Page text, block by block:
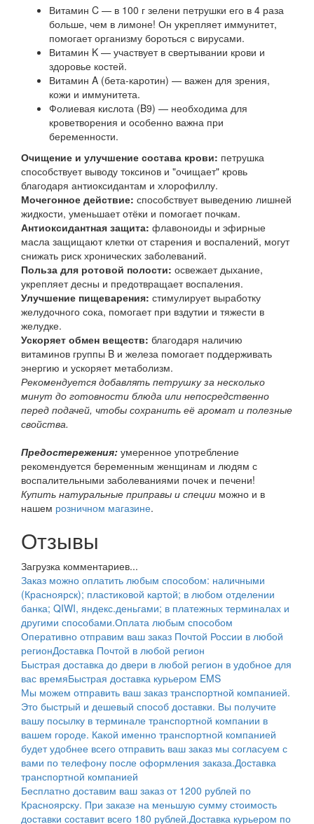
Витамин C — в 100 г зелени петрушки его в 4 раза
больше, чем в лимоне! Он укрепляет иммунитет,
помогает организму бороться с вирусами.
Витамин K — участвует в свертывании крови и
здоровье костей.
Витамин A (бета-каротин) — важен для зрения,
кожи и иммунитета.
Фолиевая кислота (B9) — необходима для
кроветворения и особенно важна при
беременности.
Очищение и улучшение состава крови: петрушка
способствует выводу токсинов и "очищает" кровь
благодаря антиоксидантам и хлорофиллу.
Мочегонное действие: способствует выведению лишней
жидкости, уменьшает отёки и помогает почкам.
Антиоксидантная защита: флавоноиды и эфирные
масла защищают клетки от старения и воспалений, могут
снижать риск хронических заболеваний.
Польза для ротовой полости: освежает дыхание,
укрепляет десны и предотвращает воспаления.
Улучшение пищеварения: стимулирует выработку
желудочного сока, помогает при вздутии и тяжести в
желудке.
Ускоряет обмен веществ: благодаря наличию
витаминов группы B и железа помогает поддерживать
энергию и ускоряет метаболизм.
Рекомендуется добавлять петрушку за несколько
минут до готовности блюда или непосредственно
перед подачей, чтобы сохранить её аромат и полезные
свойства.
Предостережения: умеренное употребление
рекомендуется беременным женщинам и людям с
воспалительными заболеваниями почек и печени!
Купить натуральные приправы и специи можно и в
нашем розничном магазине.
Отзывы
Загрузка комментариев...
Заказ можно оплатить любым способом: наличными
(Красноярск); пластиковой картой; в любом отделении
банка; QIWI, яндекс.деньгами; в платежных терминалах и
другими способами.Оплата любым способом
Оперативно отправим ваш заказ Почтой России в любой
регионДоставка Почтой в любой регион
Быстрая доставка до двери в любой регион в удобное для
вас времяБыстрая доставка курьером EMS
Мы можем отправить ваш заказ транспортной компанией.
Это быстрый и дешевый способ доставки. Вы получите
вашу посылку в терминале транспортной компании в
вашем городе. Какой именно транспортной компанией
будет удобнее всего отправить ваш заказ мы согласуем с
вами по телефону после оформления заказа.Доставка
транспортной компанией
Бесплатно доставим ваш заказ от 1200 рублей по
Красноярску. При заказе на меньшую сумму стоимость
доставки составит всего 180 рублей.Доставка курьером по